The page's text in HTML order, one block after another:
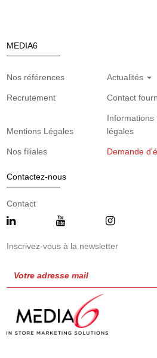
MEDIA6
Nos références Actualités
Recrutement Contact
Mentions Légales
Informations
légales
Nos filiales Demande
Contactez-nous
Contact
Inscrivez-vous à la newsletter